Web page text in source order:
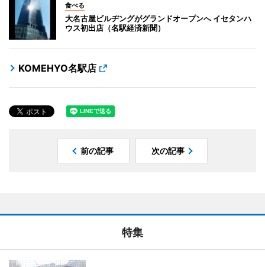
食べる
大名古屋ビルヂングがグランドオープンへ イセタンハ
ウス初出店（名駅経済新聞）
KOMEHYO名駅店
前の記事 次の記事
特集